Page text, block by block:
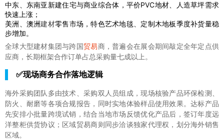
中东、东南亚新建住宅与商业综合体，平价PVC地材、人造草坪需求
快速上涨；
美洲、澳洲建材零售市场，特色艺术地毯、定制木地板季度补货量稳
步增加。
全球大型建材集团与跨国贸易商，普遍会在展会期间敲定全年定点供
应商，长期框架合作订单占总采购量七成以上。
✅现场商务合作落地逻辑
海外采购团队多由技术、采购双人员组成，现场核验产品环保检测、
防火、耐磨等各项合规报告，同时实地体验样品使用效果。达标产品
先安排小批量跨境试销，结合当地市场反馈优化产品后，签订年度远
洋整柜供货协议；区域贸易商则同步洽谈独家代理权，划分海外销售
区域。